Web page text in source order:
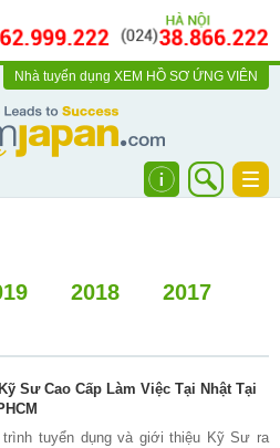
Nhà tuyển dụng XEM HỒ SƠ ỨNG VIÊN
2018
2017
Sư Cao Cấp Làm Việc Tại Nhật Tại
tuyển dụng và giới thiệu Kỹ Sư ra